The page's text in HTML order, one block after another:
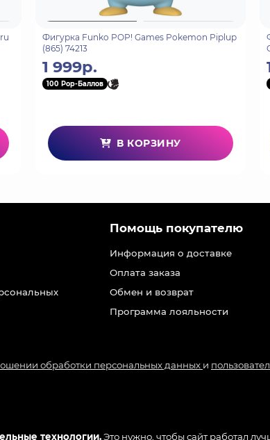
Фигурка Funko POP! Games Pokemon Piplup
(865) 74213
1 999р.
100 Pop-Баллов
В КОРЗИНУ
технологии.Это нужно, чтобы сайт работал
Помощь покупателю
Информация о доставке
Оплата заказа
Обмен и возврат
Программа лояльности
обработки персональных данных и